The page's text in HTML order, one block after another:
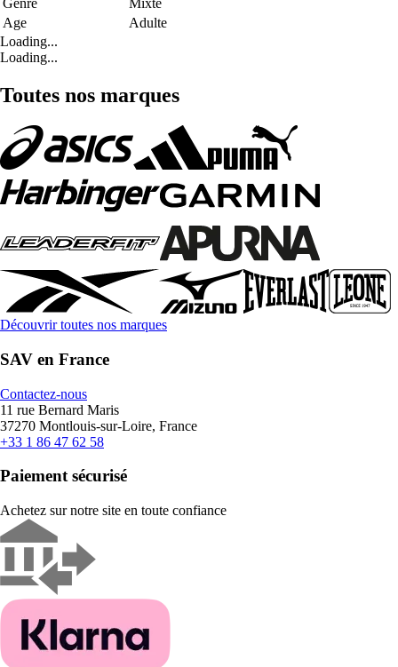
Genre
Mixte
Age
Adulte
Loading...
Loading...
Toutes nos marques
Découvrir toutes nos marques
SAV en France
Contactez-nous
11 rue Bernard Maris
37270 Montlouis-sur-Loire, France
+33 1 86 47 62 58
Paiement sécurisé
Achetez sur notre site en toute confiance